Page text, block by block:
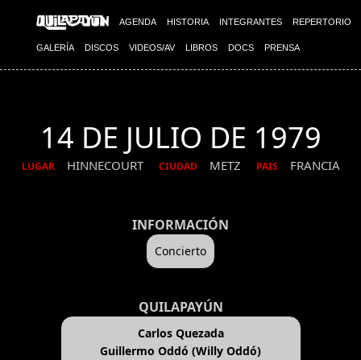
AGENDA HISTORIA INTEGRANTES REPERTORIO
GALERÍA DISCOS VIDEOS/AV LIBROS DOCS PRENSA
14 DE JULIO DE 1979
LUGAR HINNECOURT CIUDAD METZ PAIS FRANCIA
INFORMACIÓN
Concierto
QUILAPAYÚN
Carlos Quezada
Guillermo Oddó (Willy Oddó)